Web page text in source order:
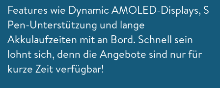
Features wie Dynamic AMOLED-Displays, S
Pen-Unterstützung und lange
Akkulaufzeiten mit an Bord. Schnell sein
lohnt sich, denn die Angebote sind nur für
kurze Zeit verfügbar!